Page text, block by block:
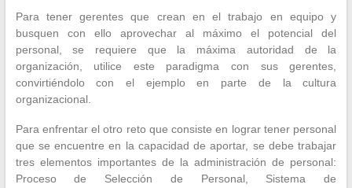
Para tener gerentes que crean en el trabajo en equipo y
busquen con ello aprovechar al máximo el potencial del
personal, se requiere que la máxima autoridad de la
organización, utilice este paradigma con sus gerentes,
convirtiéndolo con el ejemplo en parte de la cultura
organizacional.
Para enfrentar el otro reto que consiste en lograr tener personal
que se encuentre en la capacidad de aportar, se debe trabajar
tres elementos importantes de la administración de personal:
Proceso de Selección de Personal, Sistema de